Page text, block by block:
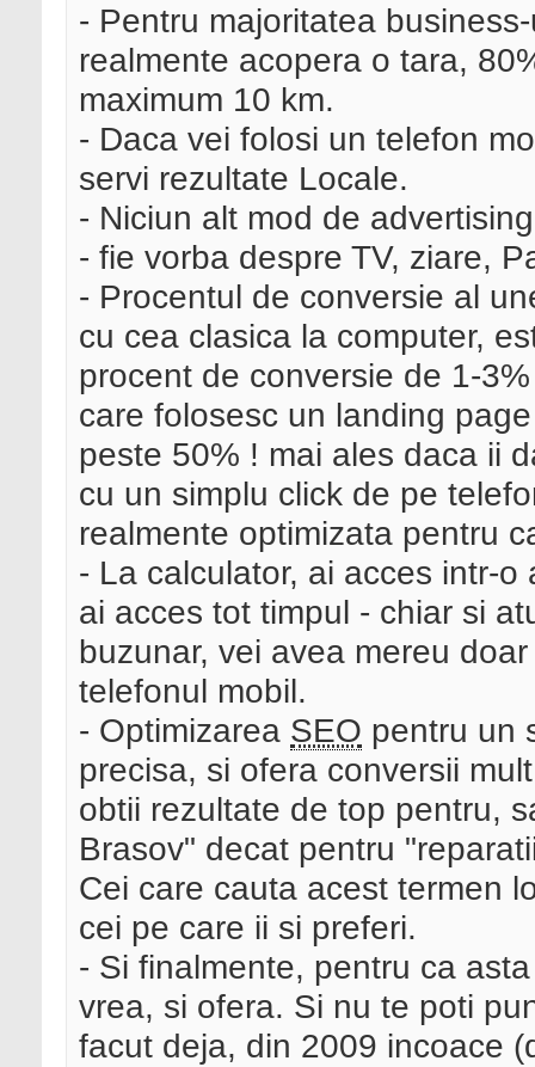
- Pentru majoritatea
realmente acopera o tara,
maximum 10 km.
- Daca vei folosi un telefon
servi rezultate Locale.
- Niciun alt mod de
- fie vorba despre TV, ziare,
- Procentul de conversie al
cu cea clasica la computer,
procent de conversie de 1-
care folosesc un landing
peste 50% ! mai ales daca ii
cu un simplu click de pe
realmente optimizata pentru
- La calculator, ai acces intr-
ai acces tot timpul - chiar si
buzunar, vei avea mereu
telefonul mobil.
- Optimizarea SEO pentru un
precisa, si ofera conversii
obtii rezultate de top pentru,
Brasov" decat pentru
Cei care cauta acest termen
cei pe care ii si preferi.
- Si finalmente, pentru ca
vrea, si ofera. Si nu te poti
facut deja, din 2009 incoace